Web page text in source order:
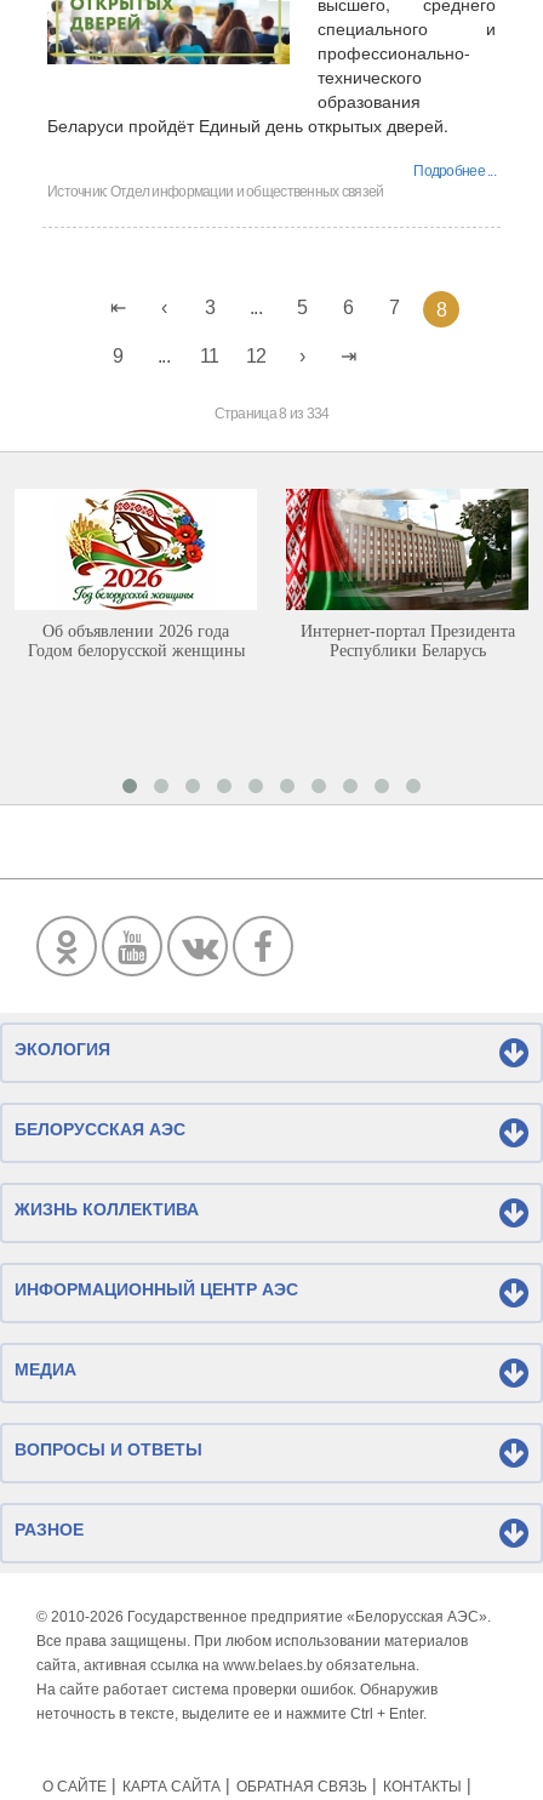
специального и
профессионально-
технического
образования
Беларуси пройдёт Единый день открытых дверей.
Подробнее ...
Источник:Отдел информации и общественных связей
3 ... 5 6 7 8
9 ... 11 12
Страница 8 из 334
Об объявлении 2026 года
Годом белорусской женщины
Интернет-портал Президента
Республики Беларусь
ЭКОЛОГИЯ
БЕЛОРУССКАЯ АЭС
ЖИЗНЬ КОЛЛЕКТИВА
ИНФОРМАЦИОННЫЙ ЦЕНТР АЭС
МЕДИА
ВОПРОСЫ И ОТВЕТЫ
РАЗНОЕ
© 2010-2026 Государственное предприятие «Белорусская АЭС».
Все права защищены. При любом использовании материалов
сайта, активная ссылка на www.belaes.by обязательна.
На сайте работает система проверки ошибок. Обнаружив
неточность в тексте, выделите ее и нажмите Ctrl + Enter.
О САЙТЕ КАРТА САЙТА ОБРАТНАЯ СВЯЗЬ КОНТАКТЫ